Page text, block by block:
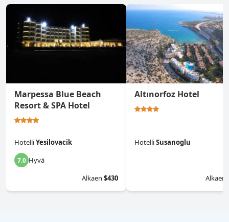
Marpessa Blue Beach
Resort & SPA Hotel
HotelliYesilovacik
7.0 Hyvä
Alkaen $430
Altınorfoz Hotel
HotelliSusanoglu
Alkaen